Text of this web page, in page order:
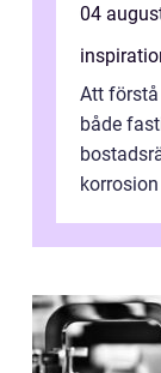
04
Att
både